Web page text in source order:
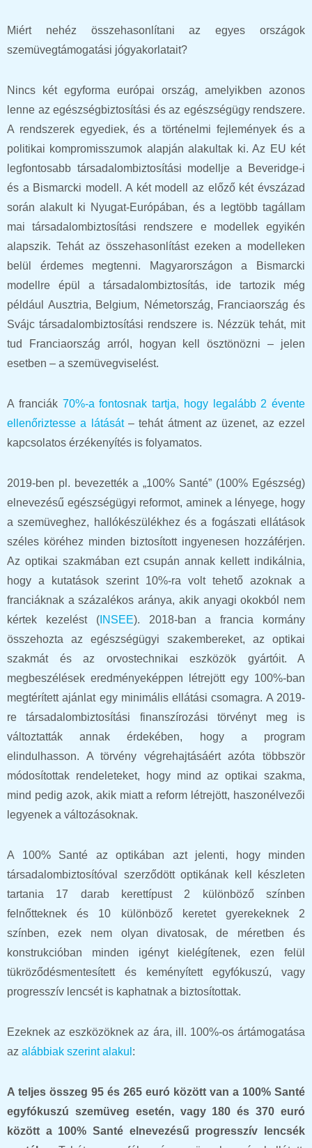
Miért nehéz összehasonlítani az egyes országok
szemüvegtámogatási jógyakorlatait?
Nincs két egyforma európai ország, amelyikben azonos
lenne az egészségbiztosítási és az egészségügy rendszere.
A rendszerek egyediek, és a történelmi fejlemények és a
politikai kompromisszumok alapján alakultak ki. Az EU két
legfontosabb társadalombiztosítási modellje a Beveridge-i
és a Bismarcki modell. A két modell az előző két évszázad
során alakult ki Nyugat-Európában, és a legtöbb tagállam
mai társadalombiztosítási rendszere e modellek egyikén
alapszik. Tehát az összehasonlítást ezeken a modelleken
belül érdemes megtenni. Magyarországon a Bismarcki
modellre épül a társadalombiztosítás, ide tartozik még
például Ausztria, Belgium, Németország, Franciaország és
Svájc társadalombiztosítási rendszere is. Nézzük tehát, mit
tud Franciaország arról, hogyan kell ösztönözni – jelen
esetben – a szemüvegviselést.
A franciák 70%-a fontosnak tartja, hogy legalább 2 évente
ellenőriztesse a látását– tehát átment az üzenet, az ezzel
kapcsolatos érzékenyítés is folyamatos.
2019-ben pl. bevezették a „100% Santé” (100% Egészség)
elnevezésű egészségügyi reformot, aminek a lényege, hogy
a szemüveghez, hallókészülékhez és a fogászati ellátások
széles köréhez minden biztosított ingyenesen hozzáférjen.
Az optikai szakmában ezt csupán annak kellett indikálnia,
hogy a kutatások szerint 10%-ra volt tehető azoknak a
franciáknak a százalékos aránya, akik anyagi okokból nem
kértek kezelést (INSEE). 2018-ban a francia kormány
összehozta az egészségügyi szakembereket, az optikai
szakmát és az orvostechnikai eszközök gyártóit. A
megbeszélések eredményeképpen létrejött egy 100%-ban
megtérített ajánlat egy minimális ellátási csomagra. A 2019-
re társadalombiztosítási finanszírozási törvényt meg is
változtatták annak érdekében, hogy a program
elindulhasson. A törvény végrehajtásáért azóta többször
módosítottak rendeleteket, hogy mind az optikai szakma,
mind pedig azok, akik miatt a reform létrejött, haszonélvezői
legyenek a változásoknak.
A 100% Santé az optikában azt jelenti, hogy minden
társadalombiztosítóval szerződött optikának kell készleten
tartania 17 darab kerettípust 2 különböző színben
felnőtteknek és 10 különböző keretet gyerekeknek 2
színben, ezek nem olyan divatosak, de méretben és
konstrukcióban minden igényt kielégítenek, ezen felül
tükröződésmentesített és keményített egyfókuszú, vagy
progresszív lencsét is kaphatnak a biztosítottak.
Ezeknek az eszközöknek az ára, ill. 100%-os ártámogatása
az alábbiak szerint alakul :
A teljes összeg 95 és 265 euró között van a 100% Santé
egyfókuszú szemüveg esetén, vagy 180 és 370 euró
között a 100% Santé elnevezésű progresszív lencsék